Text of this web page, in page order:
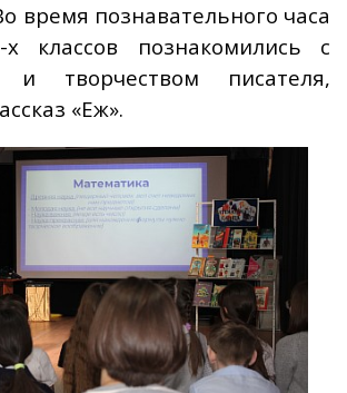
время познавательного часа
классов познакомились с
и творчеством писателя,
«Еж».